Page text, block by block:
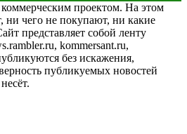
проектом. На этом
ни чего не покупают, ни какие
представляет собой ленту
kommersant.ru,
без искажения,
публикуемых новостей